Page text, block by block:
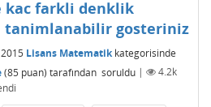
kac farkli denklik
tanimlanabilir gosteriniz
Lisans Matematikkategorisinde
(85 puan) tarafından soruldu |
4.2k